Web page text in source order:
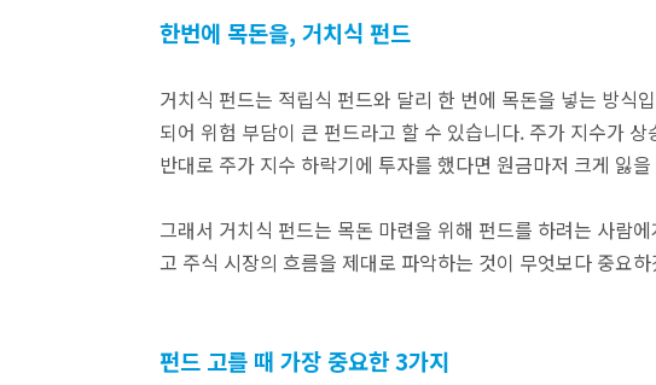
한번에 목돈을, 거치식 펀드
거치식 펀드는 적립식 펀드와 달리 한 번에 목돈을 넣는 방식
되어 위험 부담이 큰 펀드라고 할 수 있습니다. 주가 지수가
반대로 주가 지수 하락기에 투자를 했다면 원금마저 크게 잃
그래서 거치식 펀드는 목돈 마련을 위해 펀드를 하려는 사람
고 주식 시장의 흐름을 제대로 파악하는 것이 무엇보다 중요하
펀드 고를 때 가장 중요한 3가지